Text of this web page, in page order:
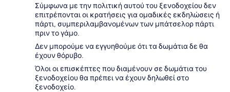
Σύμφωνα με την πολιτική αυτού του ξενοδοχείου δεν
επιτρέπονται οι κρατήσεις για ομαδικές εκδηλώσεις ή
πάρτι, συμπεριλαμβανομένων των μπάτσελορ πάρτι
πριν το γάμο.
Δεν μπορούμε να εγγυηθούμε ότι τα δωμάτια δε θα
έχουν θόρυβο.
Όλοι οι επισκέπτες που διαμένουν σε δωμάτια του
ξενοδοχείου θα πρέπει να έχουν δηλωθεί στο
ξενοδοχείο.